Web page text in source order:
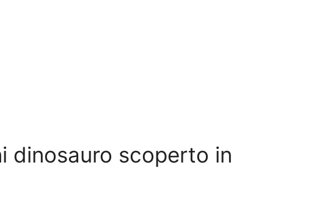
dinosauro scoperto in